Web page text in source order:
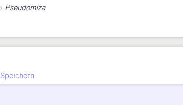
› Pseudomiza
Speichern